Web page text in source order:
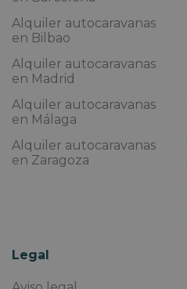
Alquiler autocaravanas
en Bilbao
Alquiler autocaravanas
en Madrid
Alquiler autocaravanas
en Málaga
Alquiler autocaravanas
en Zaragoza
Legal